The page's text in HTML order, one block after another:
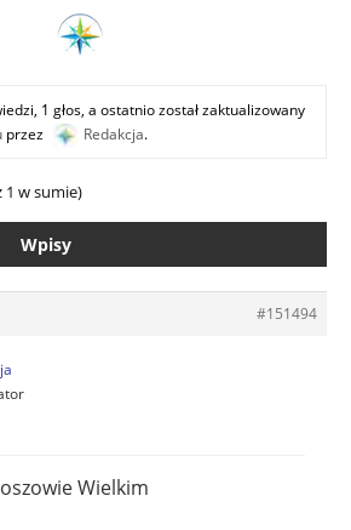
1 głos, a ostatnio został zaktualizowany
przez Redakcja.
1 w sumie)
Wpisy
#151494
Wielkim